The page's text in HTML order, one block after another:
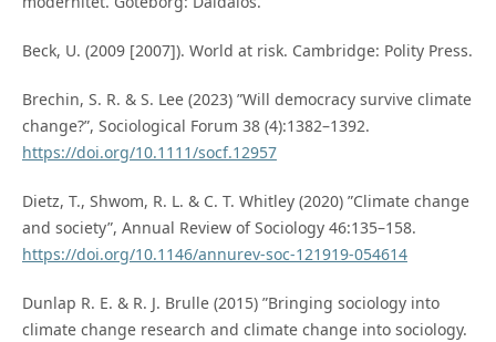
Beck, U. (2009 [2007]). World at risk. Cambridge: Polity Press.
Brechin, S. R. & S. Lee (2023) ”Will democracy survive climate
change?”, Sociological Forum 38 (4):1382–1392.
https://doi.org/10.1111/socf.12957
Dietz, T., Shwom, R. L. & C. T. Whitley (2020) ”Climate change
and society”, Annual Review of Sociology 46:135–158.
https://doi.org/10.1146/annurev-soc-121919-054614
Dunlap R. E. & R. J. Brulle (2015) ”Bringing sociology into
climate change research and climate change into sociology.